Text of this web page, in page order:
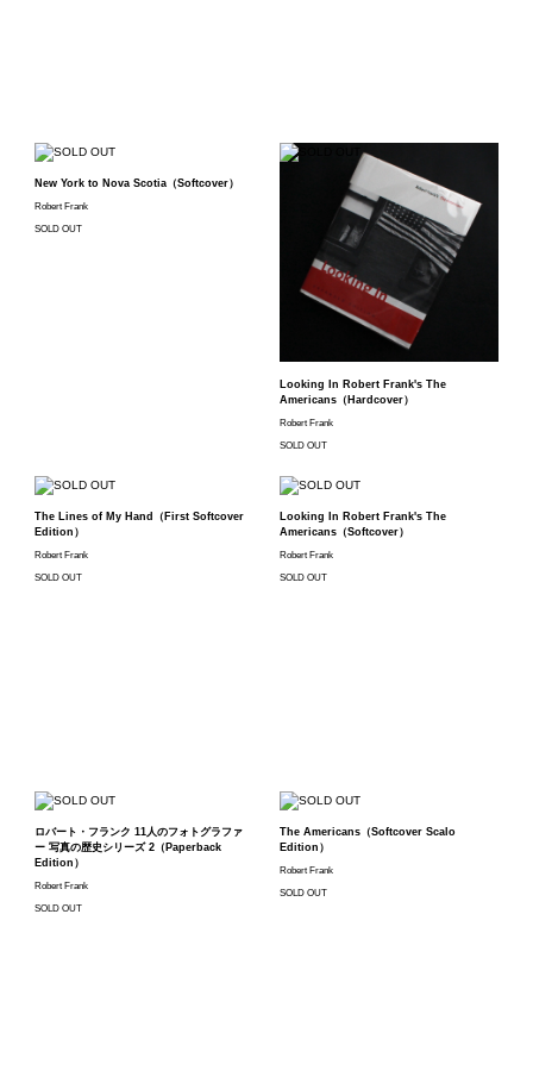
New York to Nova Scotia（Softcover）
Robert Frank
SOLD OUT
Looking In Robert Frank's The
Americans（Hardcover）
Robert Frank
SOLD OUT
The Lines of My Hand（First Softcover
Edition）
Robert Frank
SOLD OUT
Looking In Robert Frank's The
Americans（Softcover）
Robert Frank
SOLD OUT
ロバート・フランク 11人のフォトグラファ
ー 写真の歴史シリーズ 2（Paperback
Edition）
Robert Frank
SOLD OUT
The Americans（Softcover Scalo
Edition）
Robert Frank
SOLD OUT